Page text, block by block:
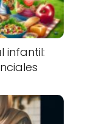
infantil: